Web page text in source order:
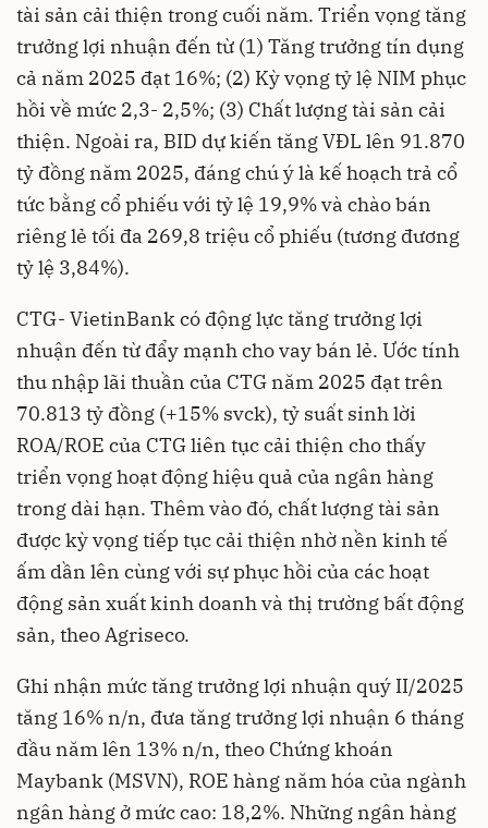
tài sản cải thiện trong cuối năm. Triển vọng tăng
trưởng lợi nhuận đến từ (1) Tăng trưởng tín dụng
cả năm 2025 đạt 16%; (2) Kỳ vọng tỷ lệ NIM phục
hồi về mức 2,3- 2,5%; (3) Chất lượng tài sản cải
thiện. Ngoài ra, BID dự kiến tăng VĐL lên 91.870
tỷ đồng năm 2025, đáng chú ý là kế hoạch trả cổ
tức bằng cổ phiếu với tỷ lệ 19,9% và chào bán
riêng lẻ tối đa 269,8 triệu cổ phiếu (tương đương
tỷ lệ 3,84%).
CTG- VietinBank có động lực tăng trưởng lợi
nhuận đến từ đẩy mạnh cho vay bán lẻ. Ước tính
thu nhập lãi thuần của CTG năm 2025 đạt trên
70.813 tỷ đồng (+15% svck), tỷ suất sinh lời
ROA/ROE của CTG liên tục cải thiện cho thấy
triển vọng hoạt động hiệu quả của ngân hàng
trong dài hạn. Thêm vào đó, chất lượng tài sản
được kỳ vọng tiếp tục cải thiện nhờ nền kinh tế
ấm dần lên cùng với sự phục hồi của các hoạt
động sản xuất kinh doanh và thị trường bất động
sản, theo Agriseco.
Ghi nhận mức tăng trưởng lợi nhuận quý II/2025
tăng 16% n/n, đưa tăng trưởng lợi nhuận 6 tháng
đầu năm lên 13% n/n, theo Chứng khoán
Maybank (MSVN), ROE hàng năm hóa của ngành
ngân hàng ở mức cao: 18,2%. Những ngân hàng